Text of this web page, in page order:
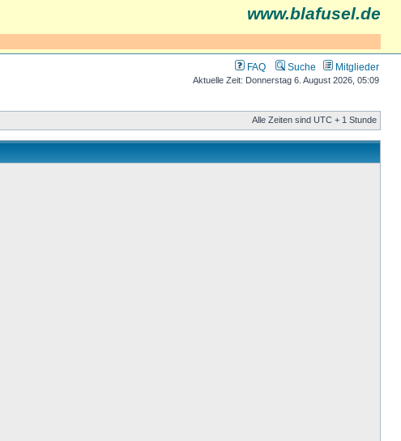
www.blafusel.de
FAQ Suche Mitglieder
Aktuelle Zeit: Donnerstag 6. August 2026, 05:09
Alle Zeiten sind UTC + 1 Stunde